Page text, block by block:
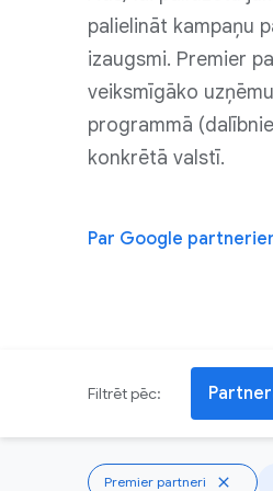
palielināt kampaņu
izaugsmi. Premier
veiksmīgāko
programmā
konkrētā valstī.
Par Google
Filtrēt pēc:
Premier partneri close